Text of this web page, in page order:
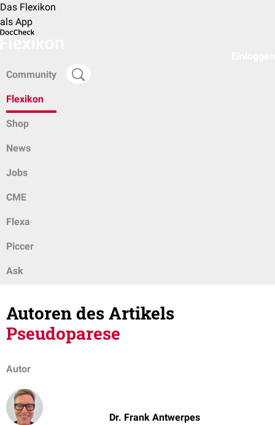
Das Flexikon
als App
Community
Flexikon
Shop
News
Jobs
CME
Flexa
Piccer
Ask
Autoren des Artikels
Pseudoparese
Autor
Dr. Frank Antwerpes